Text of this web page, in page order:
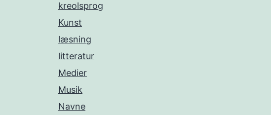
kreolsprog
Kunst
læsning
litteratur
Medier
Musik
Navne